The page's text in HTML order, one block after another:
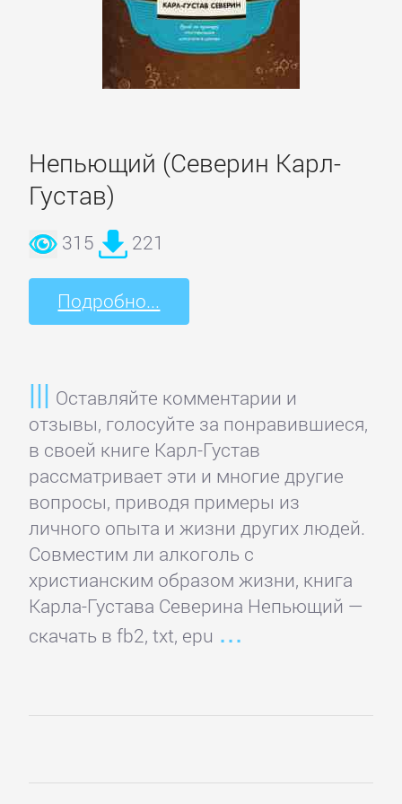
Непьющий (Северин Карл-
Густав)
315 221
Подробно...
Оставляйте комментарии и
отзывы, голосуйте за понравившиеся,
в своей книге Карл-Густав
рассматривает эти и многие другие
вопросы, приводя примеры из
личного опыта и жизни других людей.
Совместим ли алкоголь с
христианским образом жизни, книга
Карла-Густава Северина Непьющий —
скачать в fb2, txt, epu
Эротика,
ЗАРУБЕЖНОЕ
Зарубежная
классика
Зарубежная
образовательная
литература
Зарубежная